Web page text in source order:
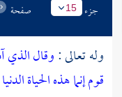
جزء 15 صفحة
وله تعالى :وقال الذي
قوم إنما هذه الحياة